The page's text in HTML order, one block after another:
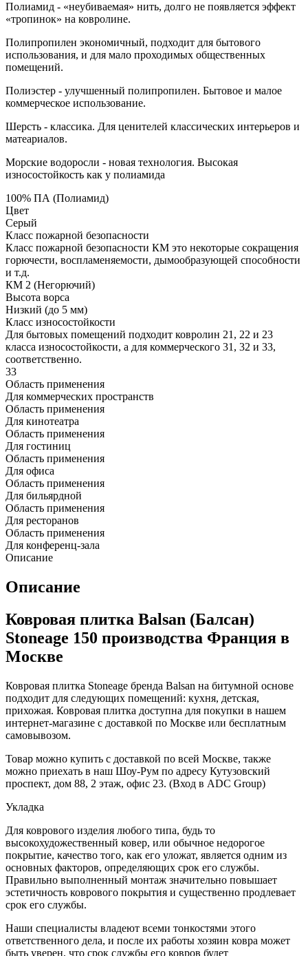
Полиамид - «неубиваемая» нить, долго не появляется эффект
«тропинок» на ковролине.
Полипропилен экономичный, подходит для бытового
использования, и для мало проходимых общественных
помещений.
Полиэстер - улучшенный полипропилен. Бытовое и малое
коммерческое использование.
Шерсть - классика. Для ценителей классических интерьеров и
матеариалов.
Морские водоросли - новая технология. Высокая
износостойкость как у полиамида
100% ПА (Полиамид)
Цвет
Серый
Класс пожарной безопасности
Класс пожарной безопасности КМ это некоторые сокращения
горючести, воспламеняемости, дымообразующей способности
и т.д.
КМ 2 (Негорючий)
Высота ворса
Низкий (до 5 мм)
Класс износостойкости
Для бытовых помещений подходит ковролин 21, 22 и 23
класса износостойкости, а для коммерческого 31, 32 и 33,
соответственно.
33
Область применения
Для коммерческих пространств
Область применения
Для кинотеатра
Область применения
Для гостиниц
Область применения
Для офиса
Область применения
Для бильярдной
Область применения
Для ресторанов
Область применения
Для конференц-зала
Описание
Описание
Ковровая плитка Balsan (Балсан)
Stoneage 150 производства Франция в
Москве
Ковровая плитка Stoneage бренда Balsan на битумной основе
подходит для следующих помещений: кухня, детская,
прихожая. Ковровая плитка доступна для покупки в нашем
интернет-магазине с доставкой по Москве или бесплатным
самовывозом.
Товар можно купить с доставкой по всей Москве, также
можно приехать в наш Шоу-Рум по адресу Кутузовский
проспект, дом 88, 2 этаж, офис 23. (Вход в ADC Group)
Укладка
Для коврового изделия любого типа, будь то
высокохудожественный ковер, или обычное недорогое
покрытие, качество того, как его уложат, является одним из
основных факторов, определяющих срок его службы.
Правильно выполненный монтаж значительно повышает
эстетичность коврового покрытия и существенно продлевает
срок его службы.
Наши специалисты владеют всеми тонкостями этого
ответственного дела, и после их работы хозяин ковра может
быть уверен, что срок службы его ковров будет